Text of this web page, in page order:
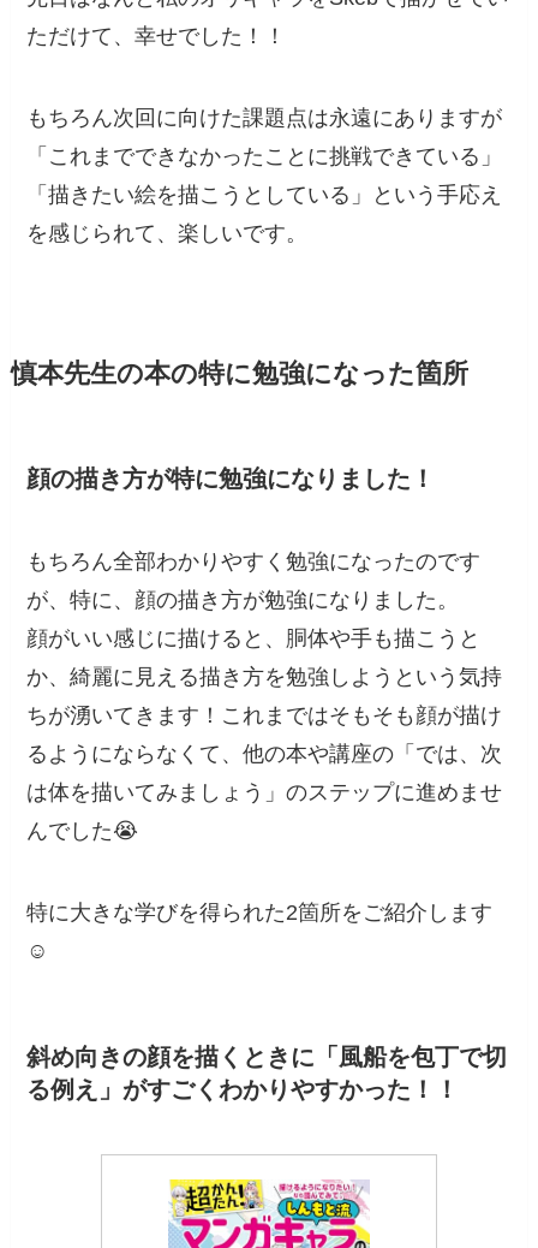
ただけて、幸せでした！！
もちろん次回に向けた課題点は永遠にありますが
「これまでできなかったことに挑戦できている」
「描きたい絵を描こうとしている」という手応え
を感じられて、楽しいです。
慎本先生の本の特に勉強になった箇所
顔の描き方が特に勉強になりました！
もちろん全部わかりやすく勉強になったのです
が、特に、顔の描き方が勉強になりました。
顔がいい感じに描けると、胴体や手も描こうと
か、綺麗に見える描き方を勉強しようという気持
ちが湧いてきます！これまではそもそも顔が描け
るようにならなくて、他の本や講座の「では、次
は体を描いてみましょう」のステップに進めませ
んでした😭
特に大きな学びを得られた2箇所をご紹介します
☺️
斜め向きの顔を描くときに「風船を包丁で切
る例え」がすごくわかりやすかった！！